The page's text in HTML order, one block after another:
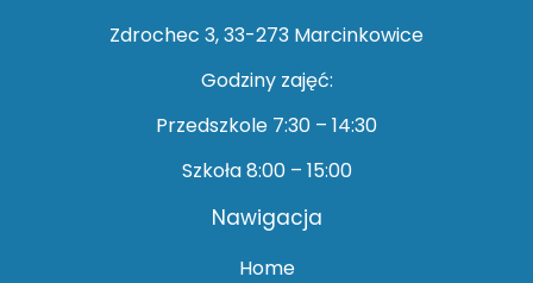
Zdrochec 3, 33-273 Marcinkowice
Godziny zajęć:
Przedszkole 7:30 – 14:30
Szkoła 8:00 – 15:00
Nawigacja
Home